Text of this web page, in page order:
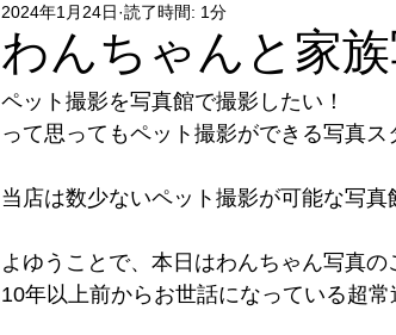
ちょうどいいプロ機材
わんちゃんと家
2024年1月24日 読了時間: 1分
ペット撮影を写真館で撮影したい！
って思ってもペット撮影ができる写真
当店は数少ないペット撮影が可能な写真
よゆうことで、本日はわんちゃん写真の
10年以上前からお世話になっている超常